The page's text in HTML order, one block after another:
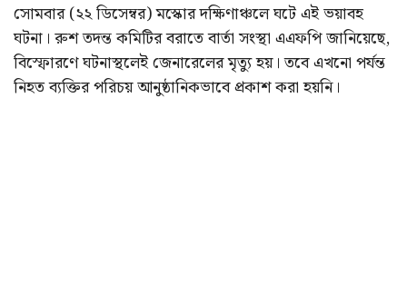
সোমবার (২২ ডিসেম্বর) মস্কোর দক্ষিণাঞ্চলে ঘটে এই ভয়াবহ
ঘটনা। রুশ তদন্ত কমিটির বরাতে বার্তা সংস্থা এএফপি জানিয়েছে,
বিস্ফোরণে ঘটনাস্থলেই জেনারেলের মৃত্যু হয়। তবে এখনো পর্যন্ত
নিহত ব্যক্তির পরিচয় আনুষ্ঠানিকভাবে প্রকাশ করা হয়নি।